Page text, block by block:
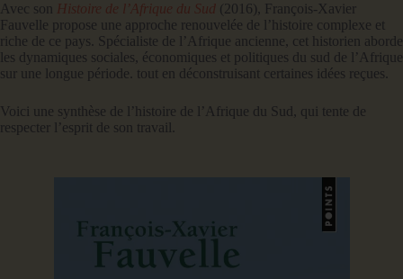
Avec son Histoire de l’Afrique du Sud (2016), François-Xavier
Fauvelle propose une approche renouvelée de l’histoire complexe et
riche de ce pays. Spécialiste de l’Afrique ancienne, cet historien aborde
les dynamiques sociales, économiques et politiques du sud de l’Afrique
sur une longue période. tout en déconstruisant certaines idées reçues.
Voici une synthèse de l’histoire de l’Afrique du Sud, qui tente de
respecter l’esprit de son travail.